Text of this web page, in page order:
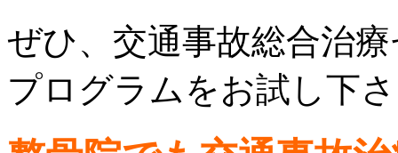
ぜひ、交通事故総合治
プログラムをお試し下